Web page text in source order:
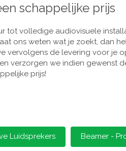
schappelijke prijs
tot volledige audiovisuele
ons weten wat je zoekt, dan
vervolgens de levering voor je
verzorgen we indien gewenst
prijs!
Luidsprekers Beamer -